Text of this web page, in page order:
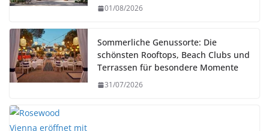
01/08/2026
Sommerliche Genussorte: Die
schönsten Rooftops, Beach Clubs und
Terrassen für besondere Momente
31/07/2026